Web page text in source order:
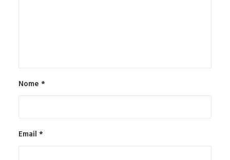
Nome *
Email *